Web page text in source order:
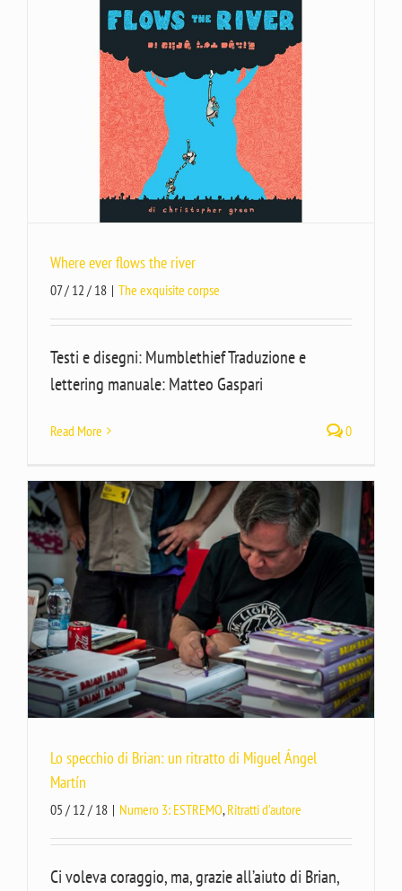
Where ever flows the river
07 / 12 / 18 | The exquisite corpse
Testi e disegni: Mumblethief Traduzione e
lettering manuale: Matteo Gaspari
Read More 0
Lo specchio di Brian: un ritratto di Miguel Ángel
Martín
05 / 12 / 18 | Numero 3: ESTREMO,Ritratti d'autore
Ci voleva coraggio, ma, grazie all’aiuto di Brian,